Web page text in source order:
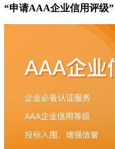
“申请AAA企业信用评级”